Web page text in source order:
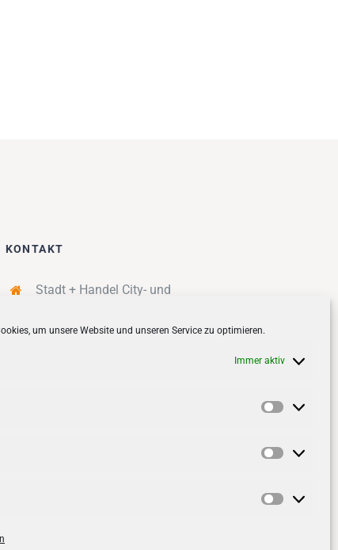
um unsere Website und unseren Service zu optimieren.
Immer aktiv
KONTAKT
Stadt + Handel City- und
Quartiersmanagement